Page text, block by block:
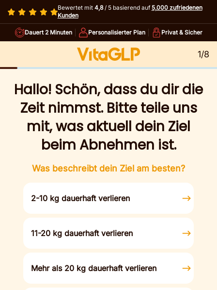
Bewertet mit 4,8/ 5 basierend auf5,000 zufriedenen
Kunden
Dauert 2 Minuten Personalisierter Plan Privat & Sicher
1/8
Hallo! Schön, dass du dir die
Zeit nimmst. Bitte teile uns
mit, was aktuell dein Ziel
beim Abnehmen ist.
Was beschreibt dein Ziel am besten?
2-10 kg dauerhaft verlieren
11-20 kg dauerhaft verlieren
Mehr als 20 kg dauerhaft verlieren